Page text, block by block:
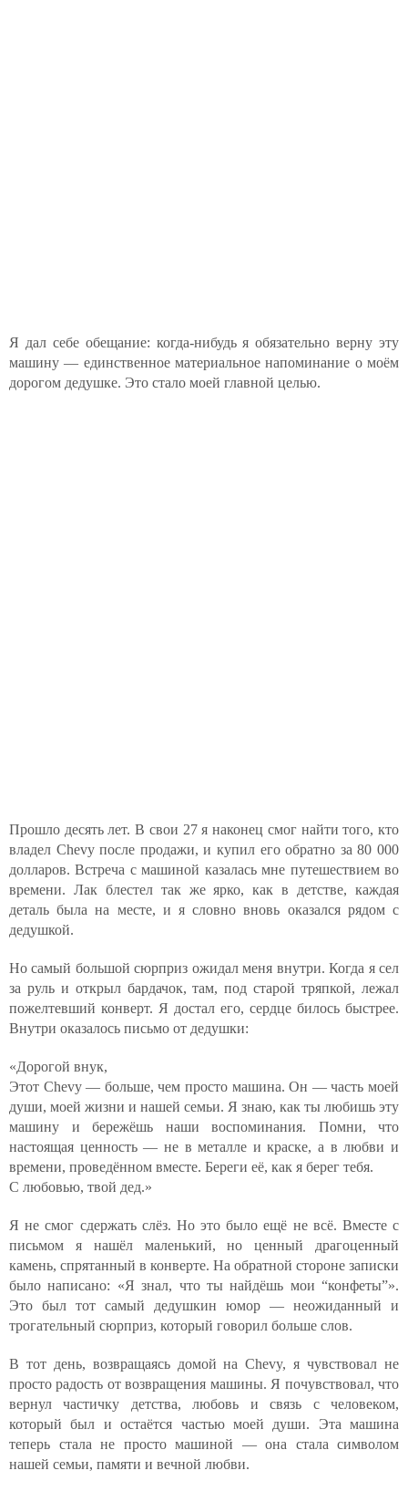
Я дал себе обещание: когда-нибудь я обязательно верну эту
машину — единственное материальное напоминание о моём
дорогом дедушке. Это стало моей главной целью.
Прошло десять лет. В свои 27 я наконец смог найти того, кто
владел Chevy после продажи, и купил его обратно за 80 000
долларов. Встреча с машиной казалась мне путешествием во
времени. Лак блестел так же ярко, как в детстве, каждая
деталь была на месте, и я словно вновь оказался рядом с
дедушкой.
Но самый большой сюрприз ожидал меня внутри. Когда я сел
за руль и открыл бардачок, там, под старой тряпкой, лежал
пожелтевший конверт. Я достал его, сердце билось быстрее.
Внутри оказалось письмо от дедушки:
«Дорогой внук,
Этот Chevy — больше, чем просто машина. Он — часть моей
души, моей жизни и нашей семьи. Я знаю, как ты любишь эту
машину и бережёшь наши воспоминания. Помни, что
настоящая ценность — не в металле и краске, а в любви и
времени, проведённом вместе. Береги её, как я берег тебя.
С любовью, твой дед.»
Я не смог сдержать слёз. Но это было ещё не всё. Вместе с
письмом я нашёл маленький, но ценный драгоценный
камень, спрятанный в конверте. На обратной стороне записки
было написано: «Я знал, что ты найдёшь мои “конфеты”».
Это был тот самый дедушкин юмор — неожиданный и
трогательный сюрприз, который говорил больше слов.
В тот день, возвращаясь домой на Chevy, я чувствовал не
просто радость от возвращения машины. Я почувствовал, что
вернул частичку детства, любовь и связь с человеком,
который был и остаётся частью моей души. Эта машина
теперь стала не просто машиной — она стала символом
нашей семьи, памяти и вечной любви.